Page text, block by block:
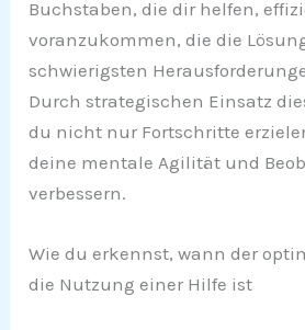
Buchstaben, die dir helfen,
voranzukommen, die die
schwierigsten
Durch strategischen Einsatz
du nicht nur Fortschritte
deine mentale Agilität und
verbessern.
Wie du erkennst, wann der
die Nutzung einer Hilfe ist